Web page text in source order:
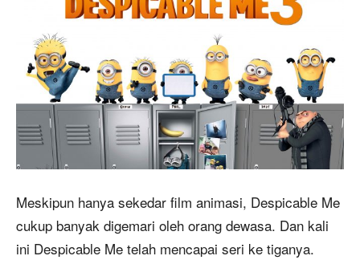
Meskipun hanya sekedar film animasi, Despicable Me
cukup banyak digemari oleh orang dewasa. Dan kali
ini Despicable Me telah mencapai seri ke tiganya.